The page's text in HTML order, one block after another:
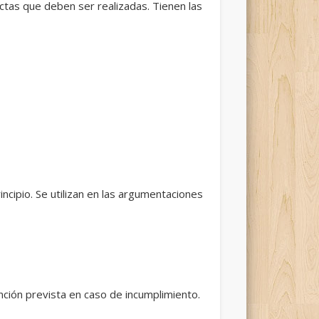
que deben ser realizadas. Tienen las
Se utilizan en las argumentaciones
prevista en caso de incumplimiento.